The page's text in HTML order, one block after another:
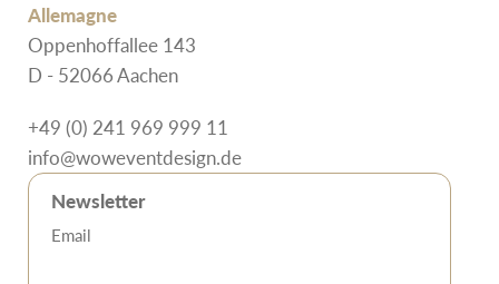
Allemagne
Oppenhoffallee 143
D - 52066 Aachen
+49 (0) 241 969 999 11
info@woweventdesign.de
Newsletter
Email